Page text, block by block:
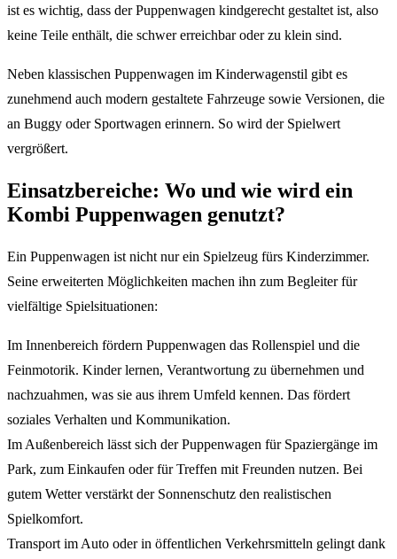
ist es wichtig, dass der Puppenwagen kindgerecht gestaltet ist, also
keine Teile enthält, die schwer erreichbar oder zu klein sind.
Neben klassischen Puppenwagen im Kinderwagenstil gibt es
zunehmend auch modern gestaltete Fahrzeuge sowie Versionen, die
an Buggy oder Sportwagen erinnern. So wird der Spielwert
vergrößert.
Einsatzbereiche: Wo und wie wird ein
Kombi Puppenwagen genutzt?
Ein Puppenwagen ist nicht nur ein Spielzeug fürs Kinderzimmer.
Seine erweiterten Möglichkeiten machen ihn zum Begleiter für
vielfältige Spielsituationen:
Im Innenbereich fördern Puppenwagen das Rollenspiel und die
Feinmotorik. Kinder lernen, Verantwortung zu übernehmen und
nachzuahmen, was sie aus ihrem Umfeld kennen. Das fördert
soziales Verhalten und Kommunikation.
Im Außenbereich lässt sich der Puppenwagen für Spaziergänge im
Park, zum Einkaufen oder für Treffen mit Freunden nutzen. Bei
gutem Wetter verstärkt der Sonnenschutz den realistischen
Spielkomfort.
Transport im Auto oder in öffentlichen Verkehrsmitteln gelingt dank